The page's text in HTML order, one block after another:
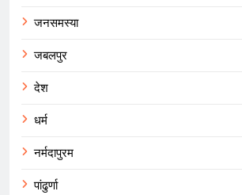
जनसमस्या
जबलपुर
देश
धर्म
नर्मदापुरम
पांढुर्णा